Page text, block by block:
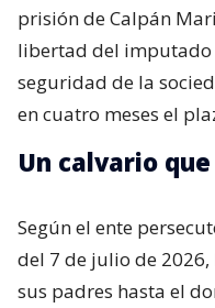
prisión de Calpán
libertad del
seguridad de la
en cuatro meses el
Un calvario
Según el ente
del 7 de julio de
sus padres hasta el